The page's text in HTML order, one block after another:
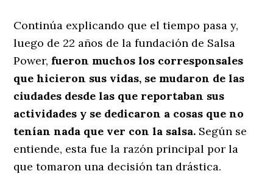
Continúa explicando que el tiempo pasa y,
luego de 22 años de la fundación de Salsa
Power, fueron muchos los corresponsales
que hicieron sus vidas, se mudaron de las
ciudades desde las que reportaban sus
actividades y se dedicaron a cosas que no
tenían nada que ver con la salsa. Según se
entiende, esta fue la razón principal por la
que tomaron una decisión tan drástica.